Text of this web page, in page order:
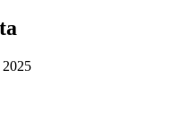
2025